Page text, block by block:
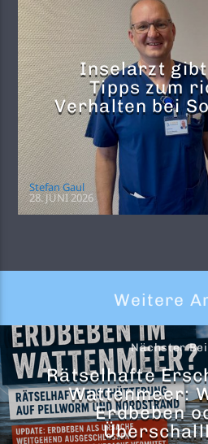
Inselarzt
Tipps zum
Verhalten bei
Stefan Gaul
28. JUNI 2026
Weitere
Nächster
Rätselhafte
Wattenmeer:
Erdbeben